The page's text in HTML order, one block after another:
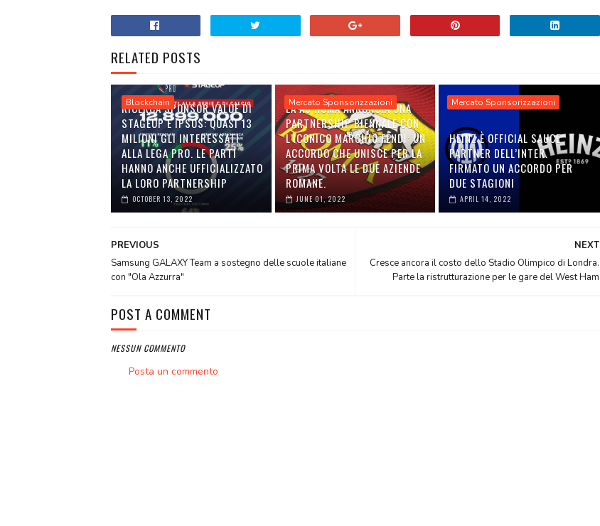
RELATED POSTS
Blockchain
RICERCA SPONSOR VALUE DI
STAGEUP E IPSOS: QUASI 13
MILIONI GLI INTERESSATI
ALLA LEGA PRO. LE PARTI
HANNO ANCHE UFFICIALIZZATO
LA LORO PARTNERSHIP
OCTOBER 13, 2022
Mercato Sponsorizzazioni
LA AS ROMA ANNUNCIA UNA
PARTNERSHIP BIENNALE CON
L'ICONICO MARCHIO FENDI: UN
ACCORDO CHE UNISCE PER LA
PRIMA VOLTA LE DUE AZIENDE
ROMANE.
JUNE 01, 2022
Mercato Sponsorizzazioni
HEINZ È OFFICIAL SAUCE
PARTNER DELL’INTER.
FIRMATO UN ACCORDO PER
DUE STAGIONI
APRIL 14, 2022
NEXT
Cresce ancora il costo dello Stadio Olimpico di Londra.
Parte la ristrutturazione per le gare del West Ham
PREVIOUS
Samsung GALAXY Team a sostegno delle scuole italiane
con "Ola Azzurra"
POST A COMMENT
NESSUN COMMENTO
Posta un commento